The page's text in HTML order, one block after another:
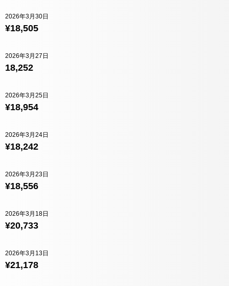
¥18,505
2026年3月30日
18,252
2026年3月27日
¥18,954
2026年3月25日
¥18,242
2026年3月24日
¥18,556
2026年3月23日
¥20,733
2026年3月18日
¥21,178
2026年3月13日